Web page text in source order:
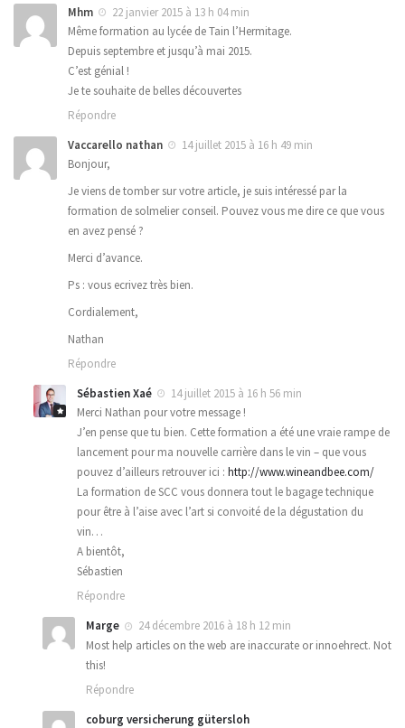
Mhm
22 janvier 2015 à 13 h 04 min
Même formation au lycée de Tain l’Hermitage.
Depuis septembre et jusqu’à mai 2015.
C’est génial !
Je te souhaite de belles découvertes
Répondre
Vaccarello nathan
14 juillet 2015 à 16 h 49 min
Bonjour,
Je viens de tomber sur votre article, je suis intéressé par la
formation de solmelier conseil. Pouvez vous me dire ce que vous
en avez pensé ?
Merci d’avance.
Ps : vous ecrivez très bien.
Cordialement,
Nathan
Répondre
Sébastien Xaé
14 juillet 2015 à 16 h 56 min
Merci Nathan pour votre message !
J’en pense que tu bien. Cette formation a été une vraie rampe de
lancement pour ma nouvelle carrière dans le vin – que vous
pouvez d’ailleurs retrouver ici : http://www.wineandbee.com/
La formation de SCC vous donnera tout le bagage technique
pour être à l’aise avec l’art si convoité de la dégustation du
vin…
A bientôt,
Sébastien
Répondre
Marge
24 décembre 2016 à 18 h 12 min
Most help articles on the web are inaccurate or innoehrect. Not
this!
Répondre
coburg versicherung gütersloh